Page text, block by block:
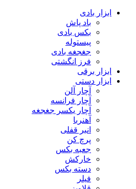
ابزار بادی
باد پاش
بکس بادی
پیستوله
جغجغه بادی
فرز انگشتی
ابزار برقی
ابزار دستی
آچار آلن
آچار فرانسه
آچار یکسر جغجغه
آهنربا
انبر قفلی
پرچ کن
جعبه بکس
خارکش
دسته بکس
فیلر